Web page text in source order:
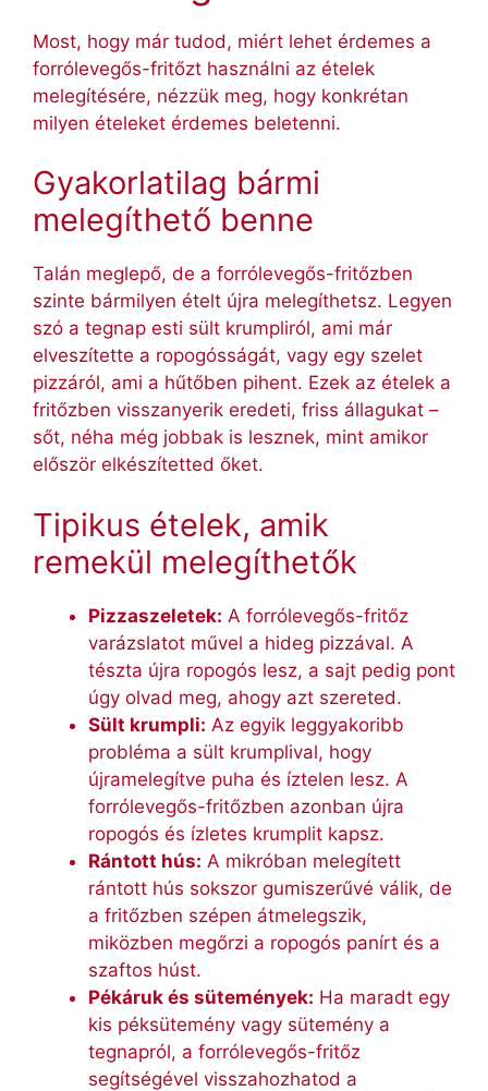
Most, hogy már tudod, miért lehet érdemes a
forrólevegős-fritőzt használni az ételek
melegítésére, nézzük meg, hogy konkrétan
milyen ételeket érdemes beletenni.
Gyakorlatilag bármi
melegíthető benne
Talán meglepő, de a forrólevegős-fritőzben
szinte bármilyen ételt újra melegíthetsz. Legyen
szó a tegnap esti sült krumpliról, ami már
elveszítette a ropogósságát, vagy egy szelet
pizzáról, ami a hűtőben pihent. Ezek az ételek a
fritőzben visszanyerik eredeti, friss állagukat –
sőt, néha még jobbak is lesznek, mint amikor
először elkészítetted őket.
Tipikus ételek, amik
remekül melegíthetők
Pizzaszeletek: A forrólevegős-fritőz
varázslatot művel a hideg pizzával. A
tészta újra ropogós lesz, a sajt pedig pont
úgy olvad meg, ahogy azt szereted.
Sült krumpli: Az egyik leggyakoribb
probléma a sült krumplival, hogy
újramelegítve puha és íztelen lesz. A
forrólevegős-fritőzben azonban újra
ropogós és ízletes krumplit kapsz.
Rántott hús: A mikróban melegített
rántott hús sokszor gumiszerűvé válik, de
a fritőzben szépen átmelegszik,
miközben megőrzi a ropogós panírt és a
szaftos húst.
Pékáruk és sütemények: Ha maradt egy
kis péksütemény vagy sütemény a
tegnapról, a forrólevegős-fritőz
segítségével visszahozhatod a